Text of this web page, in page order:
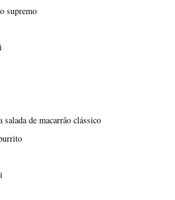
supremo
salada de macarrão clássico